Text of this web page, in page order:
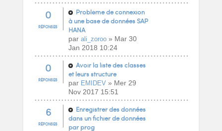
0
RÉPONSES
Problème de connexion
à une base de données SAP
HANA
par ali_zoroo» Mar 30
Jan 2018 10:24
0
RÉPONSES
Avoir la liste des classes
et leurs structure
par EMIDEV» Mer 29
Nov 2017 15:51
6
RÉPONSES
Enregistrer des données
dans un fichier de données
par prog